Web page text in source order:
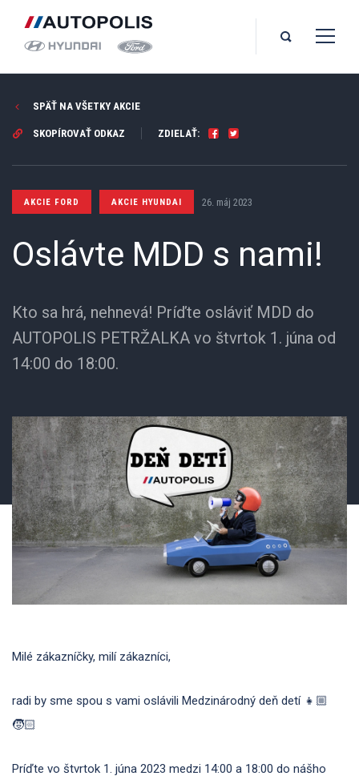
SPÄŤ NA VŠETKY AKCIE
SKOPÍROVAŤ ODKAZ ZDIELAŤ:
AKCIE FORD AKCIE HYUNDAI 26. máj 2023
Oslávte MDD s nami!
Kto sa hrá, nehnevá! Príďte osláviť MDD do
AUTOPOLIS PETRŽALKA vo štvrtok 1. júna od
14:00 do 18:00.
Milé zákazníčky, milí zákazníci,
radi by sme spou s vami oslávili Medzinárodný deň detí 👧🏼
🧒🏻
Príďte vo štvrtok 1. júna 2023 medzi 14:00 a 18:00 do nášho